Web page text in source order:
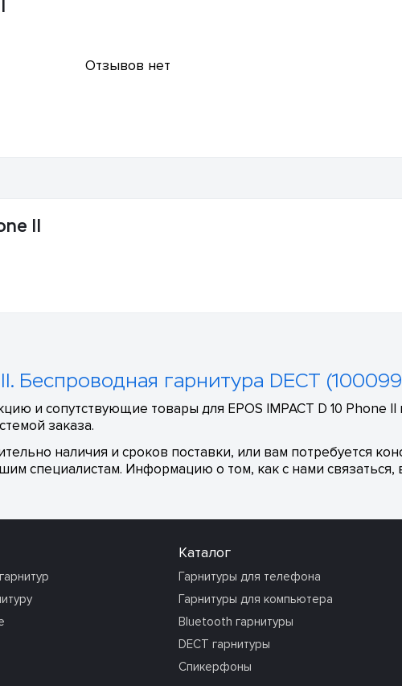
Отзывов нет
II
Беспроводная гарнитура DECT
и сопутствующие товары для EPOS IMPACT D 10 Phone
заказа.
наличия и сроков поставки, или вам потребуется
специалистам. Информацию о том, как с нами связаться,
Каталог
Гарнитуры для телефона
Гарнитуры для компьютера
Bluetooth гарнитуры
DECT гарнитуры
Спикерфоны